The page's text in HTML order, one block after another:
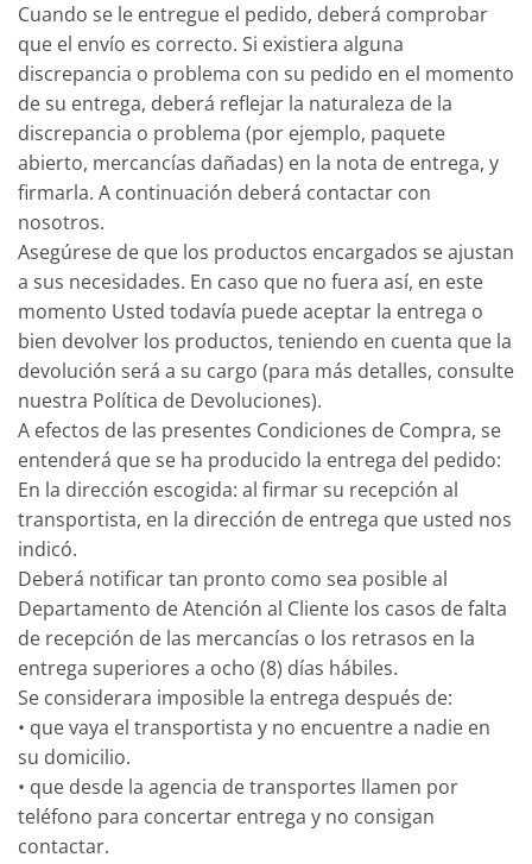
Cuando se le entregue el pedido, deberá comprobar
que el envío es correcto. Si existiera alguna
discrepancia o problema con su pedido en el momento
de su entrega, deberá reflejar la naturaleza de la
discrepancia o problema (por ejemplo, paquete
abierto, mercancías dañadas) en la nota de entrega, y
firmarla. A continuación deberá contactar con
nosotros.
Asegúrese de que los productos encargados se ajustan
a sus necesidades. En caso que no fuera así, en este
momento Usted todavía puede aceptar la entrega o
bien devolver los productos, teniendo en cuenta que la
devolución será a su cargo (para más detalles, consulte
nuestra Política de Devoluciones).
A efectos de las presentes Condiciones de Compra, se
entenderá que se ha producido la entrega del pedido:
En la dirección escogida: al firmar su recepción al
transportista, en la dirección de entrega que usted nos
indicó.
Deberá notificar tan pronto como sea posible al
Departamento de Atención al Cliente los casos de falta
de recepción de las mercancías o los retrasos en la
entrega superiores a ocho (8) días hábiles.
Se considerara imposible la entrega después de:
• que vaya el transportista y no encuentre a nadie en
su domicilio.
• que desde la agencia de transportes llamen por
teléfono para concertar entrega y no consigan
contactar.